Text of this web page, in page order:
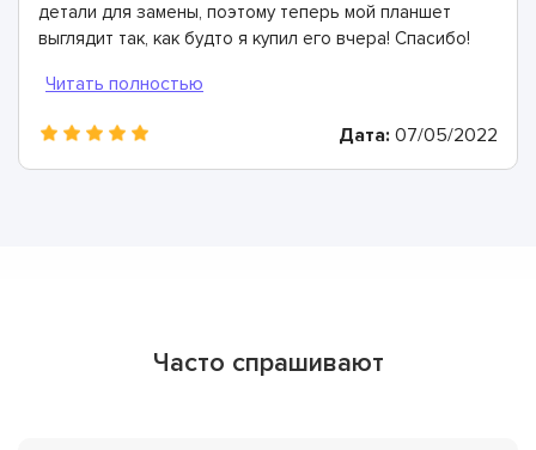
детали для замены, поэтому теперь мой планшет
выглядит так, как будто я купил его вчера! Спасибо!
Дата: 07/05/2022
Часто спрашивают